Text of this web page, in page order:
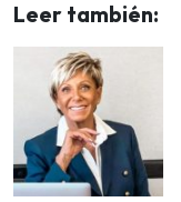
Leer también: